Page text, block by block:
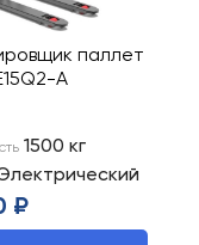
паллет
A
1500 кг
₽